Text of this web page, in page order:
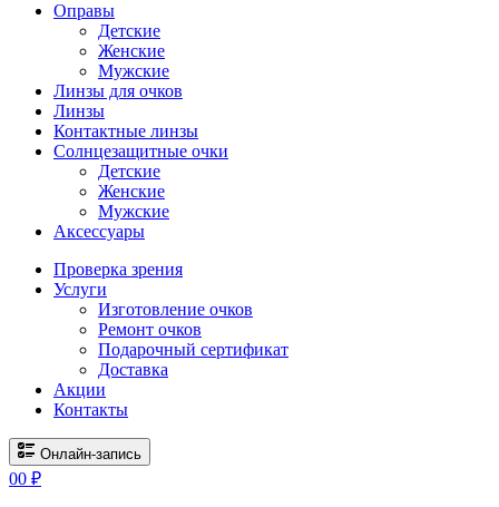
Оправы
Детские
Женские
Мужские
Линзы для очков
Линзы
Контактные линзы
Солнцезащитные очки
Детские
Женские
Мужские
Аксессуары
Проверка зрения
Услуги
Изготовление очков
Ремонт очков
Подарочный сертификат
Доставка
Акции
Контакты
Онлайн-запись
00 ₽